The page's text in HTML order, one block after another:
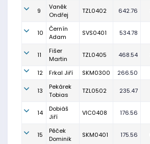
9
Vaněk
Ondřej
TZL0402 642.76
10
Černín
Adam
SVS0401 534.78
11
Fišer
Martin
TZL0405 468.54
12 Frkal Jiří SKM0300 266.50
13
Pekárek
Tobias
TZL0502 235.47
14
Dobiáš
Jiří
VIC0408 176.56
15
Pěček
Dominik
SKM0401 175.56